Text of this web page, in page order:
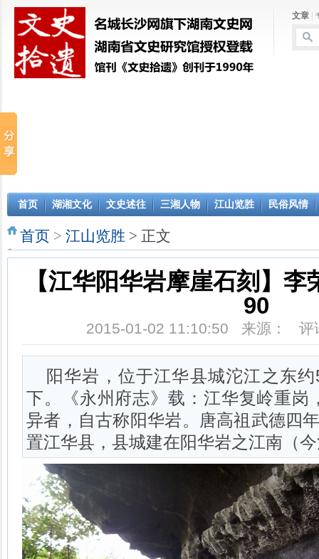
文章
首页 湖湘文化 文史述往 三湘人物 江山览胜 民俗风情
首页 > 江山览胜 > 正文
【江华阳华岩摩崖石刻】
90
2015-01-02 11:10:50 来源： 评
阳华岩，位于江华县城沱江之东
下。《永州府志》载：江华复岭重岗
异者，自古称阳华岩。唐高祖武德四
置江华县，县城建在阳华岩之江南（